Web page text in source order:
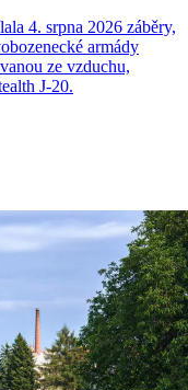
4. srpna 2026 záběry,
armády
ze vzduchu,
J-20.